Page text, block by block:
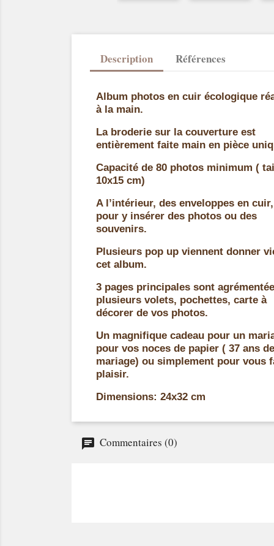
Description Références
Album photos en cuir écologique
à la main.
La broderie sur la couverture est
entièrement faite main en pièce
Capacité de 80 photos minimum (
10x15 cm)
A l’intérieur, des enveloppes en cuir,
pour y insérer des photos ou des
souvenirs.
Plusieurs pop up viennent donner
cet album.
3 pages principales sont
plusieurs volets, pochettes, carte à
décorer de vos photos.
Un magnifique cadeau pour un
pour vos noces de papier ( 37 ans de
mariage) ou simplement pour vous
plaisir.
Dimensions: 24x32 cm
Commentaires (0)